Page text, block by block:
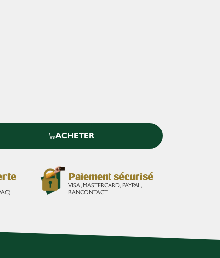
ACHETER
Paiement sécurisé
VISA, MASTERCARD, PAYPAL,
BANCONTACT